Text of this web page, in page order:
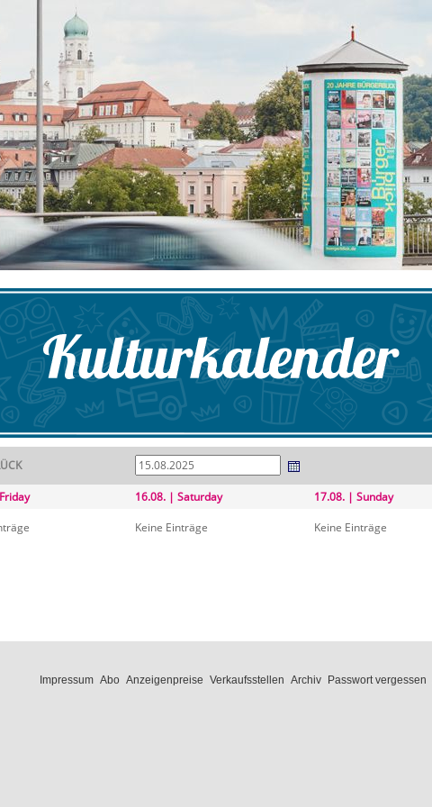
16.08. | Saturday
Keine Einträge
17.08. | Sunday
Keine Einträge
Impressum Abo Anzeigenpreise Verkaufsstellen Archiv Passwort vergessen